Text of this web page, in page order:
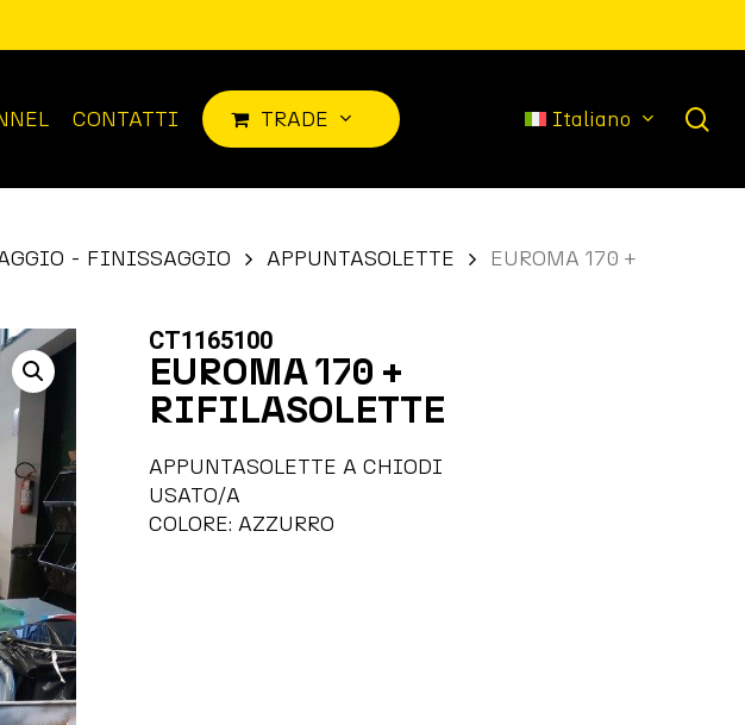
CONTATTI TRADE Italiano
- FINISSAGGIO APPUNTASOLETTE
EUROMA 170 +
CT1165100
EUROMA 170 +
RIFILASOLETTE
APPUNTASOLETTE A CHIODI
USATO/A
COLORE: AZZURRO